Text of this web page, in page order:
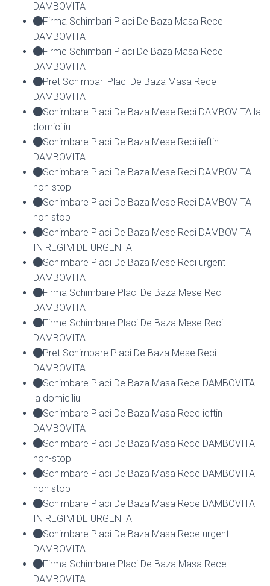
DAMBOVITA
Firma Schimbari Placi De Baza Masa Rece
DAMBOVITA
Firme Schimbari Placi De Baza Masa Rece
DAMBOVITA
Pret Schimbari Placi De Baza Masa Rece
DAMBOVITA
Schimbare Placi De Baza Mese Reci DAMBOVITA la
domiciliu
Schimbare Placi De Baza Mese Reci ieftin
DAMBOVITA
Schimbare Placi De Baza Mese Reci DAMBOVITA
non-stop
Schimbare Placi De Baza Mese Reci DAMBOVITA
non stop
Schimbare Placi De Baza Mese Reci DAMBOVITA
IN REGIM DE URGENTA
Schimbare Placi De Baza Mese Reci urgent
DAMBOVITA
Firma Schimbare Placi De Baza Mese Reci
DAMBOVITA
Firme Schimbare Placi De Baza Mese Reci
DAMBOVITA
Pret Schimbare Placi De Baza Mese Reci
DAMBOVITA
Schimbare Placi De Baza Masa Rece DAMBOVITA
la domiciliu
Schimbare Placi De Baza Masa Rece ieftin
DAMBOVITA
Schimbare Placi De Baza Masa Rece DAMBOVITA
non-stop
Schimbare Placi De Baza Masa Rece DAMBOVITA
non stop
Schimbare Placi De Baza Masa Rece DAMBOVITA
IN REGIM DE URGENTA
Schimbare Placi De Baza Masa Rece urgent
DAMBOVITA
Firma Schimbare Placi De Baza Masa Rece
DAMBOVITA